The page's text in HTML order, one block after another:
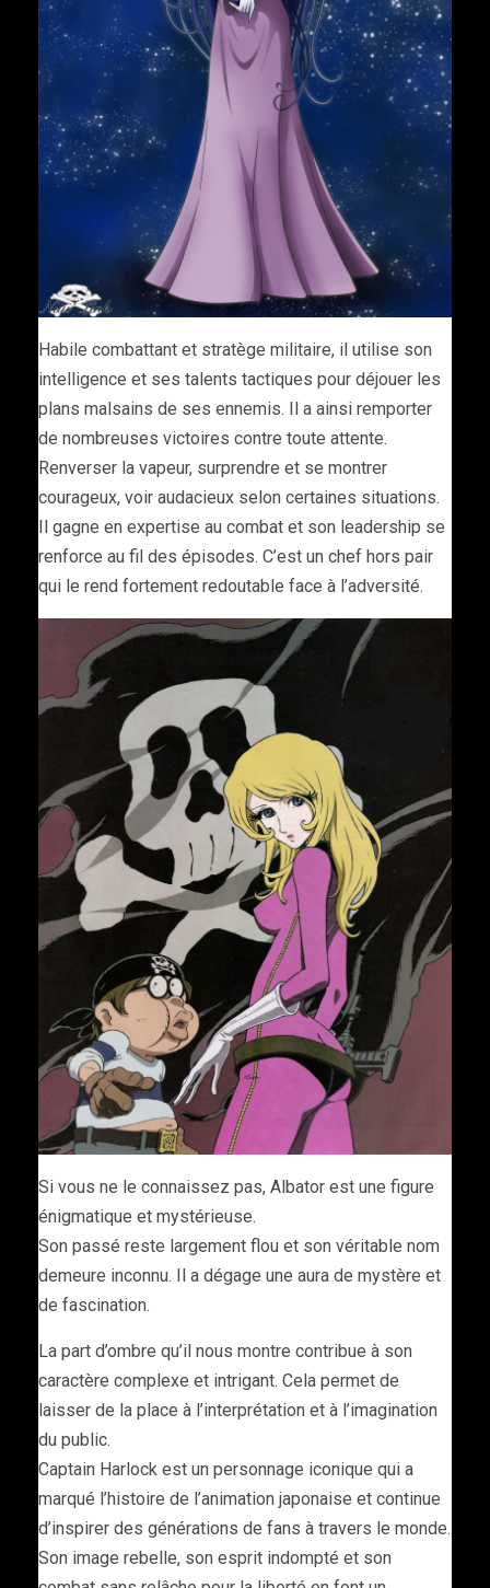
Habile combattant et stratège militaire, il utilise son
intelligence et ses talents tactiques pour déjouer les
plans malsains de ses ennemis. Il a ainsi remporter
de nombreuses victoires contre toute attente.
Renverser la vapeur, surprendre et se montrer
courageux, voir audacieux selon certaines situations.
Il gagne en expertise au combat et son leadership se
renforce au fil des épisodes. C’est un chef hors pair
qui le rend fortement redoutable face à l’adversité.
Si vous ne le connaissez pas, Albator est une figure
énigmatique et mystérieuse.
Son passé reste largement flou et son véritable nom
demeure inconnu. Il a dégage une aura de mystère et
de fascination.
La part d’ombre qu’il nous montre contribue à son
caractère complexe et intrigant. Cela permet de
laisser de la place à l’interprétation et à l’imagination
du public.
Captain Harlock est un personnage iconique qui a
marqué l’histoire de l’animation japonaise et continue
d’inspirer des générations de fans à travers le monde.
Son image rebelle, son esprit indompté et son